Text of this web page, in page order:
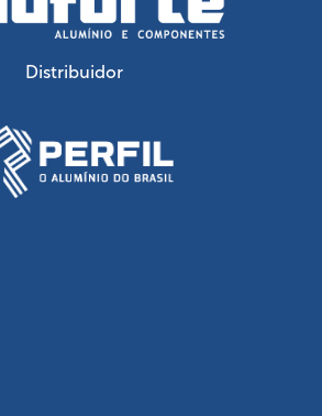
Distribuidor